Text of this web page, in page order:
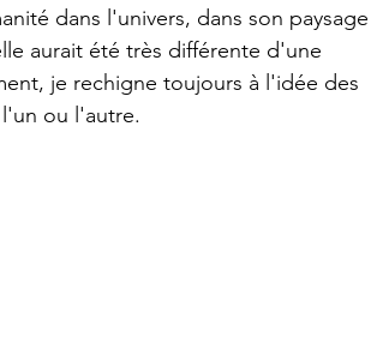
dans l'univers, dans son paysage
aurait été très différente d'une
je rechigne toujours à l'idée des
ou l'autre.